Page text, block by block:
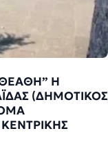
Η
(ΔΗΜΟΤΙΚΟΣ